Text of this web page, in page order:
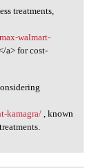
treatments,
walmart-
a> for cost-
kamagra/, known